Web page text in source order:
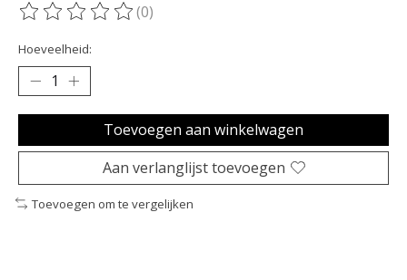
De beoordeling van dit product is
(0)
Hoeveelheid:
Toevoegen aan winkelwagen
Aan verlanglijst toevoegen
Toevoegen om te vergelijken